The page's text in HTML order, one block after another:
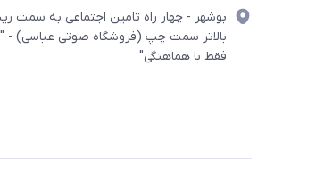
بالاتر سمت چپ (فروشگاه صوتی عباسی)
فقط با هماهنگی"